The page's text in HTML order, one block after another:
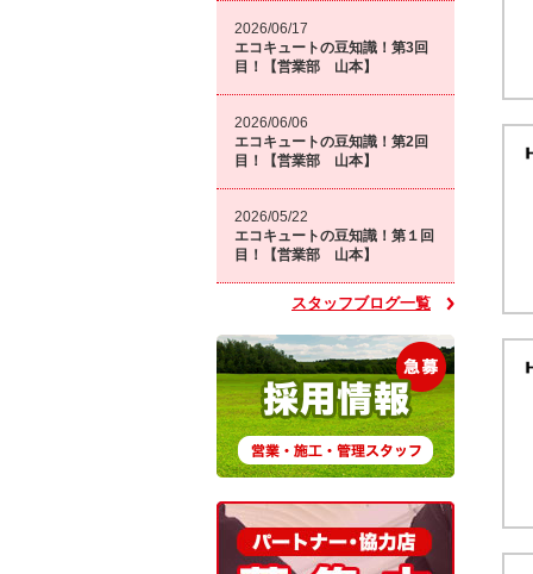
2026/06/17
エコキュートの豆知識！第3回
目！【営業部 山本】
2026/06/06
エコキュートの豆知識！第2回
目！【営業部 山本】
2026/05/22
エコキュートの豆知識！第１回
目！【営業部 山本】
スタッフブログ一覧